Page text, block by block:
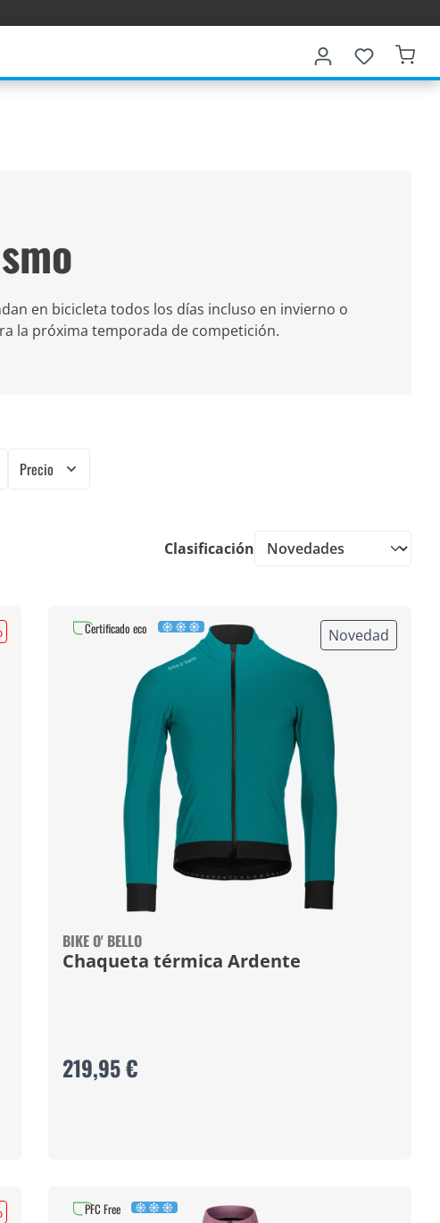
en bicicleta todos los días incluso en invierno o
la próxima temporada de competición.
Precio
Clasificación
Novedad
BIKE O' BELLO
Chaqueta térmica Ardente
219,95 €
Certificado eco
PFC Free